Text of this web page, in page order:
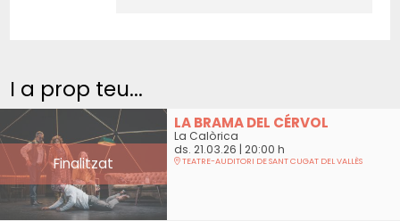
I a prop teu...
Finalitzat
LA BRAMA DEL CÉRVOL
La Calòrica
ds. 21.03.26 | 20:00 h
TEATRE-AUDITORI DE SANT CUGAT DEL VALLÈS